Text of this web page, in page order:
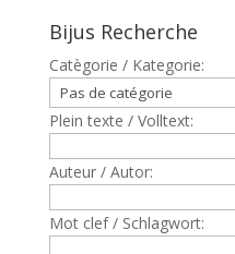
Bijus Recherche
Catègorie / Kategorie:
Plein texte / Volltext:
Auteur / Autor:
Mot clef / Schlagwort: